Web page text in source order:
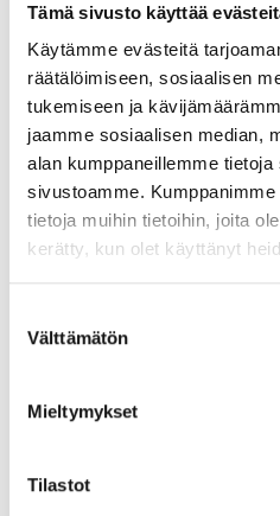
Tämä sivusto käyttää
Käytämme evästeitä
räätälöimiseen, sosiaalisen
tukemiseen ja
jaamme sosiaalisen median,
alan kumppaneillemme
sivustoamme.
tietoja muihin tietoihin, joita
kerätty, kun olet käyttänyt
valinta
Välttämätön
Mieltymykset
Tilastot
Controller
hanne.jussila@tehohydro.fi
– EDELLINEN ARTIKKELI
Teemu Rossi